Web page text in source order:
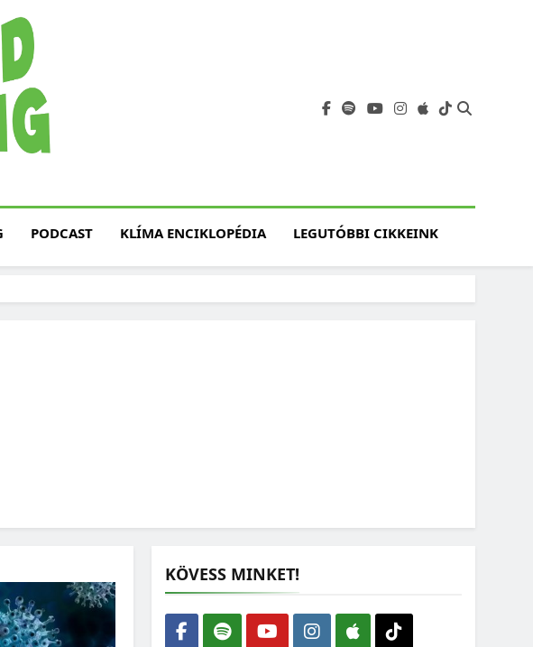
Jövő
PODCAST KLÍMA ENCIKLOPÉDIA LEGUTÓBBI CIKKEINK
KÖVESS MINKET!